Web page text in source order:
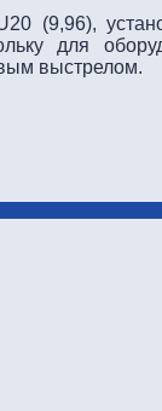
(9,96),
для
выстрелом.